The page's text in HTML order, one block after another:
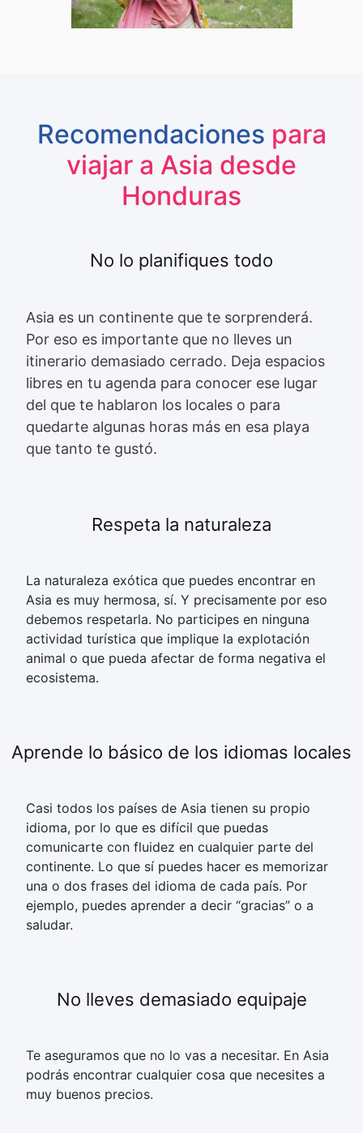
Recomendaciones para
viajar a Asia desde
Honduras
No lo planifiques todo
Asia es un continente que te sorprenderá.
Por eso es importante que no lleves un
itinerario demasiado cerrado. Deja espacios
libres en tu agenda para conocer ese lugar
del que te hablaron los locales o para
quedarte algunas horas más en esa playa
que tanto te gustó.
Respeta la naturaleza
La naturaleza exótica que puedes encontrar en
Asia es muy hermosa, sí. Y precisamente por eso
debemos respetarla. No participes en ninguna
actividad turística que implique la explotación
animal o que pueda afectar de forma negativa el
ecosistema.
Aprende lo básico de los idiomas locales
Casi todos los países de Asia tienen su propio
idioma, por lo que es difícil que puedas
comunicarte con fluidez en cualquier parte del
continente. Lo que sí puedes hacer es memorizar
una o dos frases del idioma de cada país. Por
ejemplo, puedes aprender a decir “gracias” o a
saludar.
No lleves demasiado equipaje
Te aseguramos que no lo vas a necesitar. En Asia
podrás encontrar cualquier cosa que necesites a
muy buenos precios.